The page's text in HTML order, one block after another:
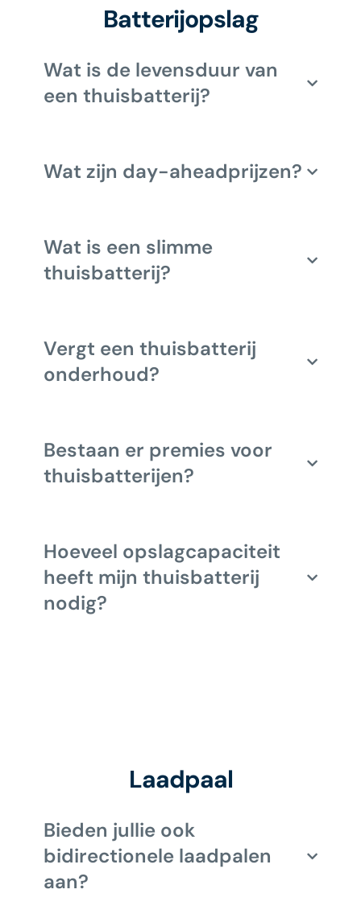
Batterijopslag
Wat is de levensduur van
een thuisbatterij?
Wat zijn day-aheadprijzen?
Wat is een slimme
thuisbatterij?
Vergt een thuisbatterij
onderhoud?
Bestaan er premies voor
thuisbatterijen?
Hoeveel opslagcapaciteit
heeft mijn thuisbatterij
nodig?
Laadpaal
Bieden jullie ook
bidirectionele laadpalen
aan?